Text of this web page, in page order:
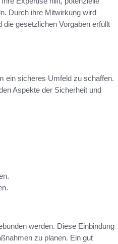
Durch ihre Mitwirkung wird
gesetzlichen Vorgaben erfüllt
ein sicheres Umfeld zu schaffen.
Aspekte der Sicherheit und
werden. Diese Einbindung
zu planen. Ein gut